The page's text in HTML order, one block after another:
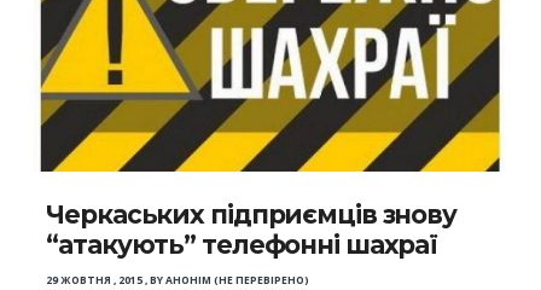
Черкаських підприємців знову
“атакують” телефонні шахраї
29 ЖОВТНЯ , 2015,BYАНОНІМ (НЕ ПЕРЕВІРЕНО)